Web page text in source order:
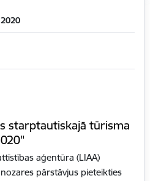
starptautiskajā tūrisma
aģentūra (LIAA)
pārstāvjus pieteikties